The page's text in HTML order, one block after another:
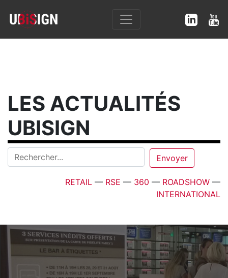
LES ACTUALITÉS
UBISIGN
RETAIL — RSE — 360 — ROADSHOW —
INTERNATIONAL